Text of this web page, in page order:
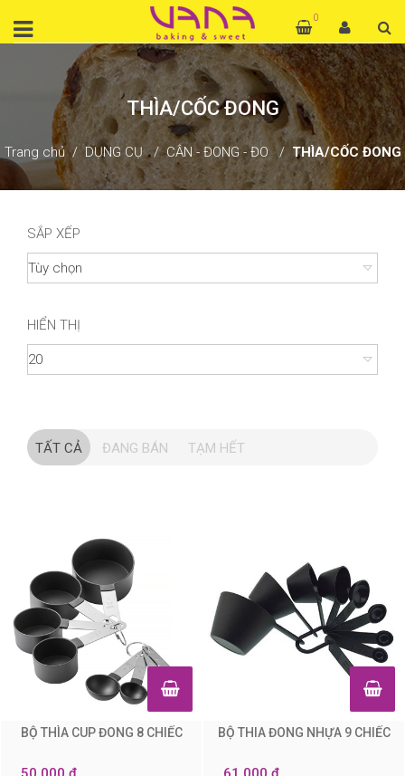
0
THÌA/CỐC ĐONG
Trang chủ DỤNG CỤ CÂN - ĐONG - ĐO THÌA/CỐC ĐONG
SẮP XẾP
HIỂN THỊ
TẤT CẢ ĐANG BÁN TẠM HẾT
BỘ THÌA CUP ĐONG 8 CHIẾC BỘ THIA ĐONG NHỰA 9 CHIẾC